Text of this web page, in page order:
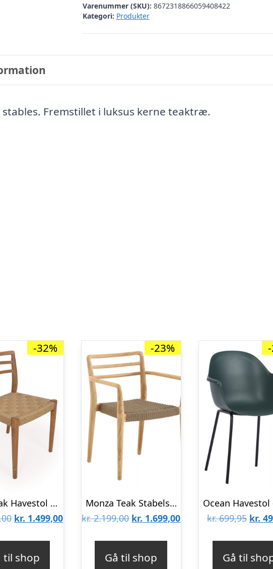
Varenummer (SKU): 8672318866059408422
Kategori: Produkter
Fremstillet i luksus kerne teaktræ.
-32%
Duri Teak Havestol m/fletsæde
Den
kr. 1.499,00Den
til shop
-23%
Monza Teak Stabelstol
kr.2.199,00 Den
kr. 1.699,00Den
Gå til shop
kr.699,95 Den
kr.
Gå til